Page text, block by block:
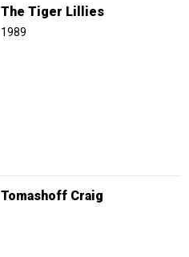
The Tiger Lillies
1989
Tomashoff Craig